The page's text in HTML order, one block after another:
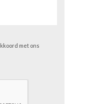
met ons